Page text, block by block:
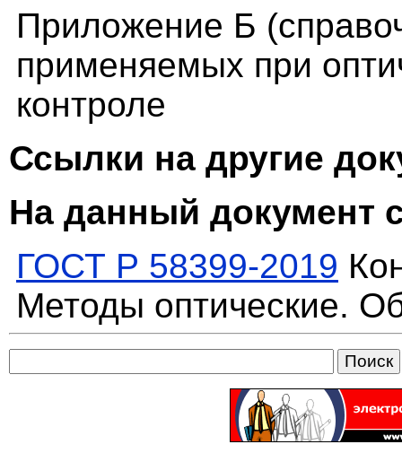
Приложение Б
применяемых при
контроле
Ссылки на другие
На данный документ
ГОСТ Р 58399-2019
Методы оптические.